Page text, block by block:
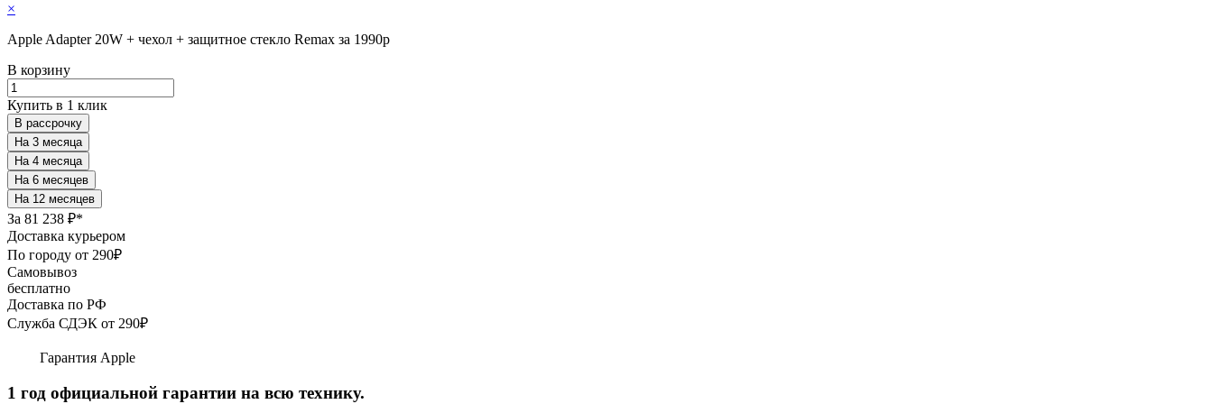
×
Apple Adapter 20W + чехол + защитное стекло Remax за 1990р
В корзину
Купить в 1 клик
В рассрочку
За 81 238 ₽*
Доставка курьером
По городу от 290₽
Самовывоз
бесплатно
Доставка по РФ
Служба СДЭК от 290₽
Гарантия Apple
1 год официальной гарантии на всю технику.